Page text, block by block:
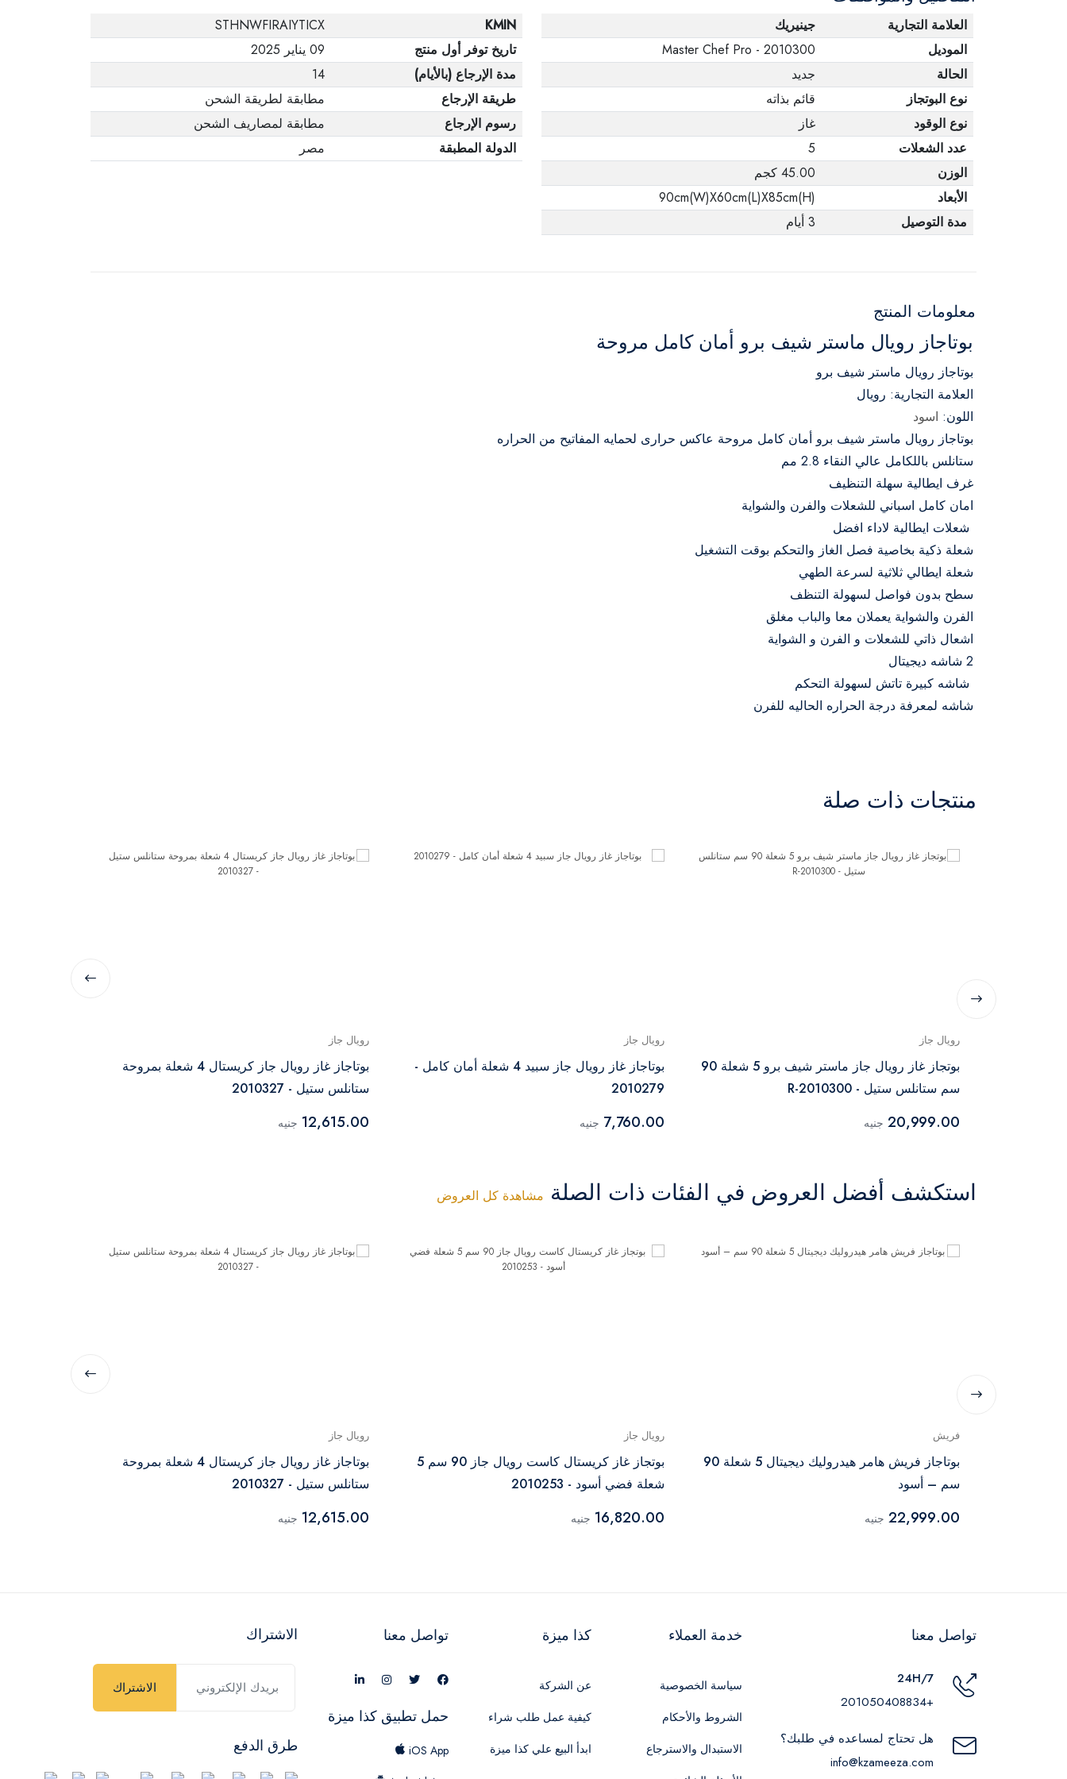
العلامة التجارية
جينيريك
الموديل
Master Chef Pro - 2010300
الحالة
جديد
نوع البوتجاز
قائم بذاته
نوع الوقود
غاز
عدد الشعلات
5
الوزن
45.00 كجم
الأبعاد
90cm(W)X60cm(L)X85cm(H)
مدة التوصيل
3 أيام
KMIN
STHNWFIRAIYTICX
تاريخ توفر أول منتج
09 يناير 2025
مدة الإرجاع (بالأيام)
14
طريقة الإرجاع
مطابقة لطريقة الشحن
رسوم الإرجاع
مطابقة لمصاريف الشحن
الدولة المطبقة
مصر
معلومات المنتج
بوتاجاز رويال ماستر شيف برو أمان كامل مروحة
بوتاجاز رويال ماستر شيف برو
العلامة التجارية: رويال
اللون: اسود
بوتاجاز رويال ماستر شيف برو أمان كامل مروحة عاكس حرارى لحمايه المفاتيح من الحراره
ستانلس باللكامل عالي النقاء 2.8 مم
غرف ايطالية سهلة التنظيف
امان كامل اسباني للشعلات والفرن والشواية
شعلات ايطالية لاداء افضل
شعلة ذكية بخاصية فصل الغاز والتحكم بوقت التشغيل
شعلة ايطالي ثلاثية لسرعة الطهي
سطح بدون فواصل لسهولة التنظف
الفرن والشواية يعملان معا والباب مغلق
اشعال ذاتي للشعلات و الفرن و الشواية
2 شاشه ديجيتال
شاشه كبيرة تاتش لسهولة التحكم
شاشه لمعرفة درجة الحراره الحاليه للفرن
منتجات ذات صلة
رويال جاز
بوتجاز غاز رويال جاز ماستر شيف برو 5 شعلة 90
سم ستانلس ستيل - R-2010300
20,999.00 جنيه
رويال جاز
بوتاجاز غاز رويال جاز سبيد 4 شعلة أمان كامل -
2010279
7,760.00 جنيه
رويال جاز
بوتاجاز غاز رويال جاز كريستال 4 شعلة بمروحة
ستانلس ستيل - 2010327
12,615.00 جنيه
استكشف أفضل العروض في الفئات ذات الصلة مشاهدة كل العروض
فريش
بوتاجاز فريش هامر هيدروليك ديجيتال 5 شعلة 90
سم – أسود
22,999.00 جنيه
رويال جاز
بوتجاز غاز كريستال كاست رويال جاز 90 سم 5
شعلة فضي أسود - 2010253
16,820.00 جنيه
رويال جاز
بوتاجاز غاز رويال جاز كريستال 4 شعلة بمروحة
ستانلس ستيل - 2010327
12,615.00 جنيه
تواصل معنا
24H/7
+201050408834
هل تحتاج لمساعده في طلبك؟
info@kzameeza.com
خدمة العملاء
سياسة الخصوصية
الشروط والأحكام
الاستبدال والاسترجاع
كذا ميزة
عن الشركة
كيفية عمل طلب شراء
ابدأ البيع علي كذا ميزة
تواصل معنا
حمل تطبيق كذا ميزة
iOS App
الاشتراك
الاشتراك
طرق الدفع